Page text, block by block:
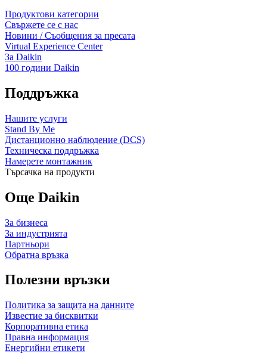
Продуктови категории
Свържете се с нас
Новини / Съобщения за пресата
Virtual Experience Center
За Daikin
100 години Daikin
Поддръжка
Нашите услуги
Stand By Me
Дистанционно наблюдение (DCS)
Техническа поддръжка
Намерете монтажник
Търсачка на продукти
Още Daikin
За бизнеса
За индустрията
Партньори
Обратна връзка
Полезни връзки
Политика за защита на данните
Известие за бисквитки
Корпоративна етика
Правна информация
Енергийни етикети